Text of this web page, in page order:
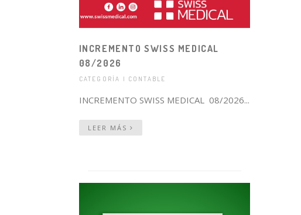
INCREMENTO SWISS MEDICAL
08/2026
CATEGORÍA | CONTABLE
INCREMENTO SWISS MEDICAL 08/2026...
LEER MÁS